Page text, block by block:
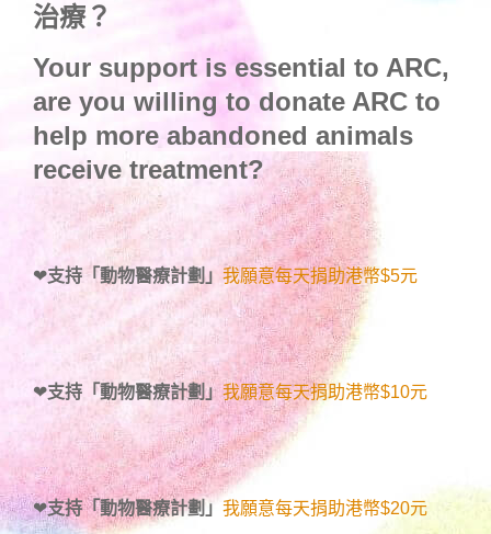
治療？
Your support is essential to ARC,
are you willing to donate ARC to
help more abandoned animals
receive treatment?
❤支持「動物醫療計劃」 我願意每天捐助港幣$5元
❤支持「動物醫療計劃」我願意每天捐助港幣$10元
❤支持「動物醫療計劃」 我願意每天捐助港幣$20元